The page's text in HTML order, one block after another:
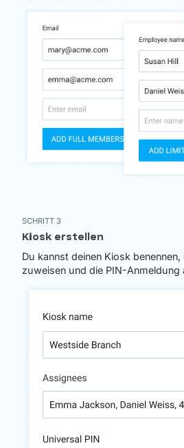
SCHRITT 3
Kiosk erstellen
Du kannst deinen Kiosk
zuweisen und die PIN-Anmeldung